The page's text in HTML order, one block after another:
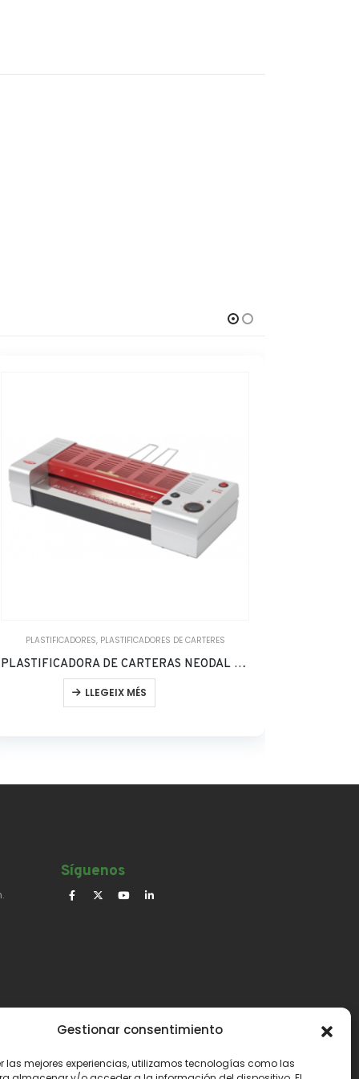
Gestionar consentimiento
las mejores experiencias, utilizamos tecnologías como las
PLASTIFICADORES, PLASTIFICADORES DE CARTERES
PLASTIFICADORA DE CARTERAS NEODAL PE-332
LLEGEIX MÉS
Síguenos​